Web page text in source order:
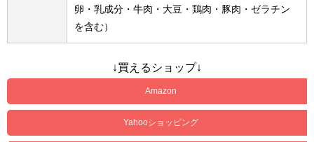
卵・乳成分・牛肉・大豆・鶏肉・豚肉・ゼラチン
を含む）
↓買えるショップ↓
Amazon
Yahooショッピング